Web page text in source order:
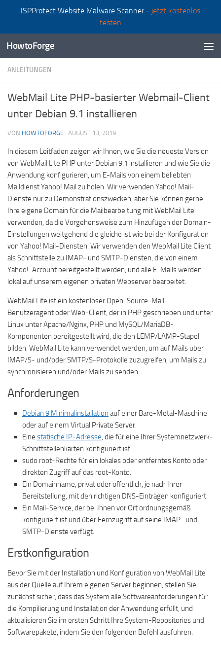
ISPProtect Website Malware Scanner - jetzt kostenlos
testen
Zum Inhalt springen
HowtoForge
ANLEITUNGEN
WebMail Lite PHP-basierter Webmail-Client
unter Debian 9.1 installieren
VON HOWTOFORGE · AUGUST 13, 2019
In diesem Leitfaden zeigen wir Ihnen, wie Sie die neueste Version
von WebMail Lite PHP unter Debian 9.1 installieren und wie Sie die
Anwendung konfigurieren, um E-Mails von einem beliebten
Maildienst Yahoo! Mail zu holen. Wir verwenden Yahoo! Mail-
Dienste nur zu Demonstrationszwecken, aber Sie können gerne
Ihre eigene Domain für die Mailbearbeitung mit WebMail Lite
verwenden, da die Vorgehensweise zum Hinzufügen der Domain-
Einstellungen weitgehend die gleiche ist wie bei der Konfiguration
von Yahoo! Mail-Diensten. Wir verwenden den WebMail Lite Client
als Schnittstelle zu IMAP- und SMTP-Diensten, die von einem
Yahoo!-Account bereitgestellt werden, und alle E-Mails werden
lokal auf unserem eigenen privaten Webserver bearbeitet.
WebMail Lite ist ein kostenloser Open-Source-Mail-
Benutzeragent oder Web-Client, der in PHP geschrieben und unter
Linux unter Apache/Nginx, PHP und MySQL/MariaDB-
Komponenten bereitgestellt wird, die den LEMP/LAMP-Stapel
bilden. WebMail Lite kann verwendet werden, um auf Mails über
IMAP/S- und/oder SMTP/S-Protokolle zuzugreifen, um Mails zu
synchronisieren und/oder Mails zu senden.
Anforderungen
Debian 9 Minimalinstallation auf einer Bare-Metal-Maschine
oder auf einem Virtual Private Server.
Eine statische IP-Adresse, die für eine Ihrer Systemnetzwerk-
Schnittstellenkarten konfiguriert ist.
sudo root-Rechte für ein lokales oder entferntes Konto oder
direkten Zugriff auf das root-Konto.
Ein Domainname, privat oder öffentlich, je nach Ihrer
Bereitstellung, mit den richtigen DNS-Einträgen konfiguriert.
Ein Mail-Service, der bei Ihnen vor Ort ordnungsgemäß
konfiguriert ist und über Fernzugriff auf seine IMAP- und
SMTP-Dienste verfügt.
Erstkonfiguration
Bevor Sie mit der Installation und Konfiguration von WebMail Lite
aus der Quelle auf Ihrem eigenen Server beginnen, stellen Sie
zunächst sicher, dass das System alle Softwareanforderungen für
die Kompilierung und Installation der Anwendung erfüllt, und
aktualisieren Sie im ersten Schritt Ihre System-Repositories und
Softwarepakete, indem Sie den folgenden Befehl ausführen.